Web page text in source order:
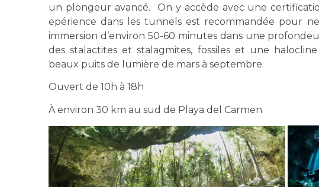
un plongeur avancé. On y accède avec une
epérience dans les tunnels est recommandée pour
immersion d’environ 50-60 minutes dans une
des stalactites et stalagmites, fossiles et une
beaux puits de lumière de mars à septembre.
Ouvert de 10h à 18h
À environ 30 km au sud de Playa del Carmen